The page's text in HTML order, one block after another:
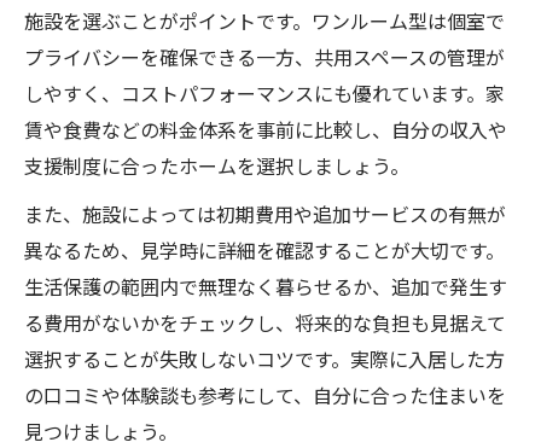
施設を選ぶことがポイントです。ワンルーム型は個室で
プライバシーを確保できる一方、共用スペースの管理が
しやすく、コストパフォーマンスにも優れています。家
賃や食費などの料金体系を事前に比較し、自分の収入や
支援制度に合ったホームを選択しましょう。
また、施設によっては初期費用や追加サービスの有無が
異なるため、見学時に詳細を確認することが大切です。
生活保護の範囲内で無理なく暮らせるか、追加で発生す
る費用がないかをチェックし、将来的な負担も見据えて
選択することが失敗しないコツです。実際に入居した方
の口コミや体験談も参考にして、自分に合った住まいを
見つけましょう。